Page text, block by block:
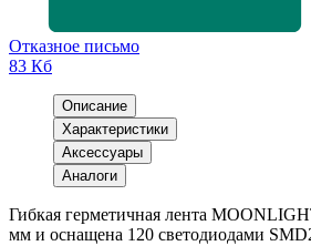
Отказное письмо
83 Кб
Описание
Характеристики
Аксессуары
Аналоги
Гибкая герметичная лента
мм и оснащена 120 светодиодами